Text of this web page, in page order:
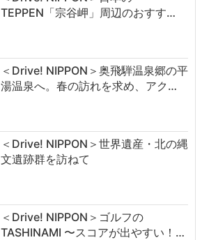
TEPPEN「宗谷岬」周辺のおすす…
＜Drive! NIPPON＞奥飛騨温泉郷の平
湯温泉へ。春の訪れを求め、アク…
＜Drive! NIPPON＞世界遺産・北の縄
文遺跡群を訪ねて
＜Drive! NIPPON＞ゴルフの
TASHINAMI 〜スコアが出やすい！…